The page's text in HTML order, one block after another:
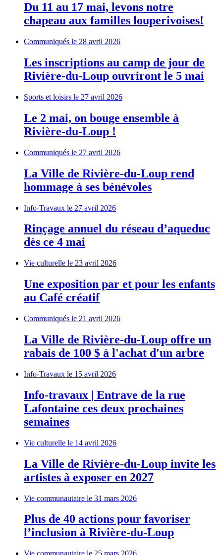
Du 11 au 17 mai, levons notre
chapeau aux familles louperivoises!
Communiqués le 28 avril 2026
Les inscriptions au camp de jour de
Rivière-du-Loup ouvriront le 5 mai
Sports et loisirs le 27 avril 2026
Le 2 mai, on bouge ensemble à
Rivière-du-Loup !
Communiqués le 27 avril 2026
La Ville de Rivière-du-Loup rend
hommage à ses bénévoles
Info-Travaux le 27 avril 2026
Rinçage annuel du réseau d’aqueduc
dès ce 4 mai
Vie culturelle le 23 avril 2026
Une exposition par et pour les enfants
au Café créatif
Communiqués le 21 avril 2026
La Ville de Rivière-du-Loup offre un
rabais de 100 $ à l'achat d'un arbre
Info-Travaux le 15 avril 2026
Info-travaux | Entrave de la rue
Lafontaine ces deux prochaines
semaines
Vie culturelle le 14 avril 2026
La Ville de Rivière-du-Loup invite les
artistes à exposer en 2027
Vie communautaire le 31 mars 2026
Plus de 40 actions pour favoriser
l’inclusion à Rivière-du-Loup